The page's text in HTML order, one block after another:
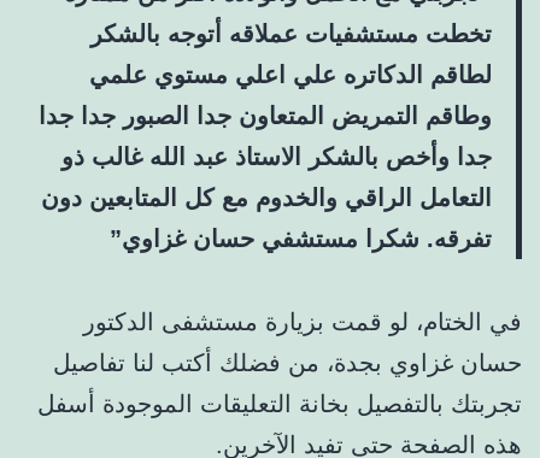
تخطت مستشفيات عملاقه أتوجه بالشكر
لطاقم الدكاتره علي اعلي مستوي علمي
وطاقم التمريض المتعاون جدا الصبور جدا جدا
جدا وأخص بالشكر الاستاذ عبد الله غالب ذو
التعامل الراقي والخدوم مع كل المتابعين دون
تفرقه. شكرا مستشفي حسان غزاوي”
في الختام، لو قمت بزيارة مستشفى الدكتور
حسان غزاوي بجدة، من فضلك أكتب لنا تفاصيل
تجربتك بالتفصيل بخانة التعليقات الموجودة أسفل
هذه الصفحة حتى تفيد الآخرين.